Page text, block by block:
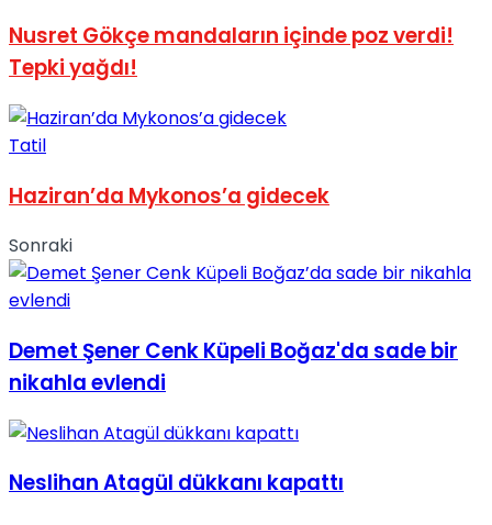
Nusret Gökçe mandaların içinde poz verdi!
Tepki yağdı!
Tatil
Haziran’da Mykonos’a gidecek
Sonraki
Demet Şener Cenk Küpeli Boğaz'da sade bir
nikahla evlendi
Neslihan Atagül dükkanı kapattı